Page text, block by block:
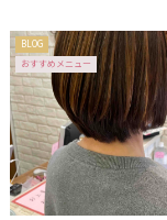
BLOG
おすすめメニュー